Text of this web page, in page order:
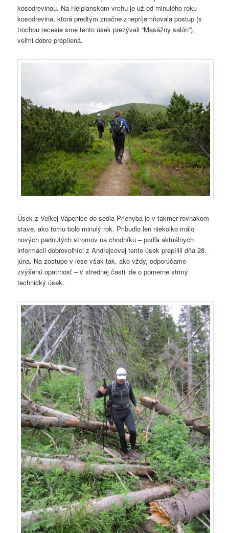
kosodrevinou. Na Heľpianskom vrchu je už od minulého roku
kosodrevina, ktorá predtým značne znepríjemňovala postup (s
trochou recesie sme tento úsek prezývali “Masážny salón”),
veľmi dobre prepílená.
Úsek z Veľkej Vápenice do sedla Priehyba je v takmer rovnakom
stave, ako tomu bolo minulý rok. Pribudlo len niekoľko málo
nových padnutých stromov na chodníku – podľa aktuálnych
informácii dobrovoľníci z Andrejcovej tento úsek prepílili dňa 28.
júna. Na zostupe v lese však tak, ako vždy, odporúčame
zvýšenú opatrnosť – v strednej časti ide o pomerne strmý
technický úsek.